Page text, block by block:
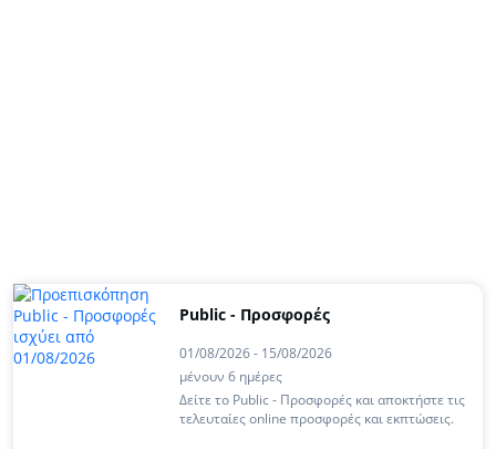
Public - Προσφορές
01/08/2026 - 15/08/2026
μένουν 6 ημέρες
Δείτε το Public - Προσφορές και αποκτήστε τις
τελευταίες online προσφορές και εκπτώσεις.